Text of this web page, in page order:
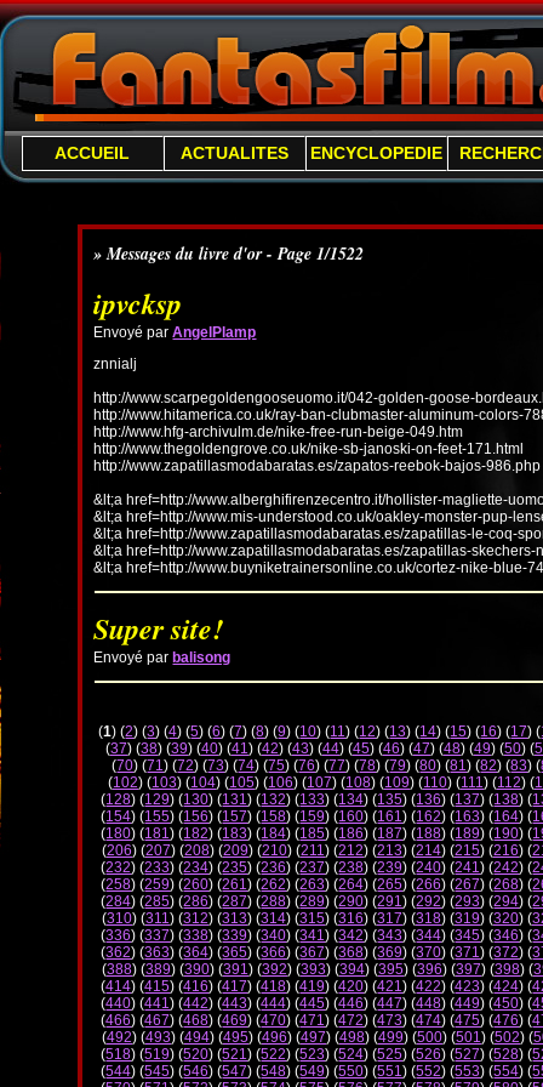
ACCUEIL ACTUALITES ENCYCLOPEDIE
» Messages du livre d'or - Page 1/1522
ipvcksp
Envoyé parAngelPlamp
znnialj
http://www.scarpegoldengooseuomo.it/042-golden-goose-
http://www.hitamerica.co.uk/ray-ban-clubmaster-aluminum-colors-
http://www.hfg-archivulm.de/nike-free-run-beige-049.htm
http://www.thegoldengrove.co.uk/nike-sb-janoski-on-feet-171.html
http://www.zapatillasmodabaratas.es/zapatos-reebok-bajos-986.php
&lt;a href=http://www.alberghifirenzecentro.it/hollister-magliette-
&lt;a href=http://www.mis-understood.co.uk/oakley-monster-pup-
&lt;a href=http://www.zapatillasmodabaratas.es/zapatillas-le-coq-
&lt;a href=http://www.zapatillasmodabaratas.es/zapatillas-
&lt;a href=http://www.buyniketrainersonline.co.uk/cortez-nike-blue-
Super site!
Envoyé par balisong
(1) (2) (3) (4) (5) (6) (7) (8) (9) (10) (11) (12) (13) (14) (15) (16) (17) (
(37) (38) (39) (40) (41) (42) (43) (44) (45) (46) (47) (48) (49) (50) (
(70) (71) (72) (73) (74) (75) (76) (77) (78) (79) (80) (81) (82) (83) (
(102) (103) (104) (105) (106) (107) (108) (109) (110) (111) (112) (
(128) (129) (130) (131) (132) (133) (134) (135) (136) (137) (138) (
(154) (155) (156) (157) (158) (159) (160) (161) (162) (163) (164) (
(180) (181) (182) (183) (184) (185) (186) (187) (188) (189) (190) (
(206) (207) (208) (209) (210) (211) (212) (213) (214) (215) (216) (
(232) (233) (234) (235) (236) (237) (238) (239) (240) (241) (242) (
(258) (259) (260) (261) (262) (263) (264) (265) (266) (267) (268) (
(284) (285) (286) (287) (288) (289) (290) (291) (292) (293) (294) (
(310) (311) (312) (313) (314) (315) (316) (317) (318) (319) (320) (
(336) (337) (338) (339) (340) (341) (342) (343) (344) (345) (346) (
(362) (363) (364) (365) (366) (367) (368) (369) (370) (371) (372) (
(388) (389) (390) (391) (392) (393) (394) (395) (396) (397) (398) (
(414) (415) (416) (417) (418) (419) (420) (421) (422) (423) (424) (
(440) (441) (442) (443) (444) (445) (446) (447) (448) (449) (450) (
(466) (467) (468) (469) (470) (471) (472) (473) (474) (475) (476) (
(492) (493) (494) (495) (496) (497) (498) (499) (500) (501) (502) (
(518) (519) (520) (521) (522) (523) (524) (525) (526) (527) (528) (
(544) (545) (546) (547) (548) (549) (550) (551) (552) (553) (554) (